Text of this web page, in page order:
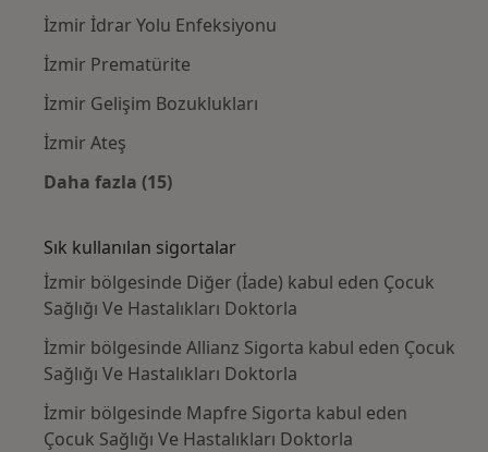
İzmir İdrar Yolu Enfeksiyonu
İzmir Prematürite
İzmir Gelişim Bozuklukları
İzmir Ateş
Daha fazla (15)
Sık kullanılan sigortalar
İzmir bölgesinde Diğer (İade) kabul eden Çocuk
Sağlığı Ve Hastalıkları Doktorla
İzmir bölgesinde Allianz Sigorta kabul eden Çocuk
Sağlığı Ve Hastalıkları Doktorla
İzmir bölgesinde Mapfre Sigorta kabul eden
Çocuk Sağlığı Ve Hastalıkları Doktorla